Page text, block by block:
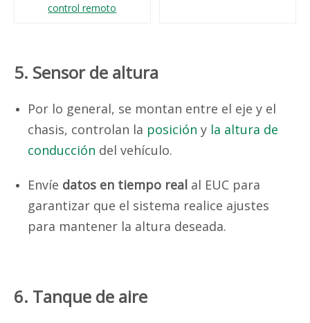
control remoto
5. Sensor de altura
Por lo general, se montan entre el eje y el
chasis, controlan la posición y la altura de
conducción del vehículo.
Envíe datos en tiempo real al EUC para
garantizar que el sistema realice ajustes
para mantener la altura deseada.
6. Tanque de aire